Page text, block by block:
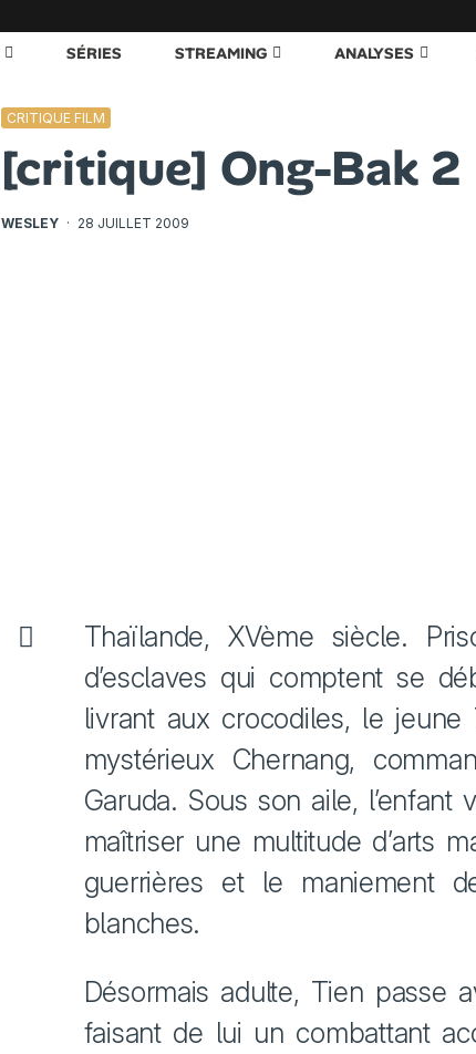
SÉRIES STREAMING ANALYSES
CRITIQUE FILM
[critique] Ong-Bak 2
WESLEY · 28 JUILLET 2009
Thaïlande, XVème siècle.
d’esclaves qui comptent se
livrant aux crocodiles, le
mystérieux Chernang,
Garuda. Sous son aile,
maîtriser une multitude d’arts
guerrières et le maniement
blanches.
Désormais adulte, Tien passe
faisant de lui un combattant